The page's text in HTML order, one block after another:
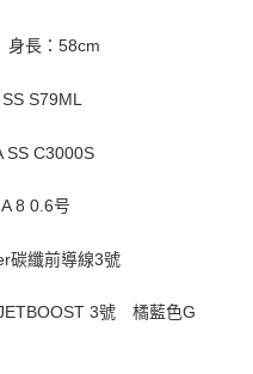
長：58cm
S79ML
SS C3000S
8 0.6号
碳纖前導線3號
3號 橘藍色G